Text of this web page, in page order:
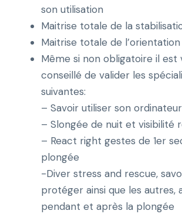
son utilisation
Maitrise totale de la
Maitrise totale de l’orientation
Même si non obligatoire il est
conseillé de valider les
suivantes:
– Savoir utiliser son
– Slongée de nuit et visibilité
– React right gestes de 1er
plongée
-Diver stress and rescue,
protéger ainsi que les autres,
pendant et après la plongée